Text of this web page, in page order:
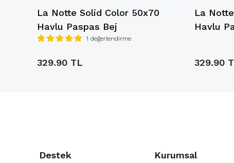
La Notte Solid Color 50x70
Havlu Paspas Bej
1 değerlendirme
329.90 TL
La
Havlu
329.90
Destek Kurumsal